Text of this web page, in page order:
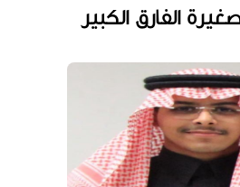
الفارق الكبير